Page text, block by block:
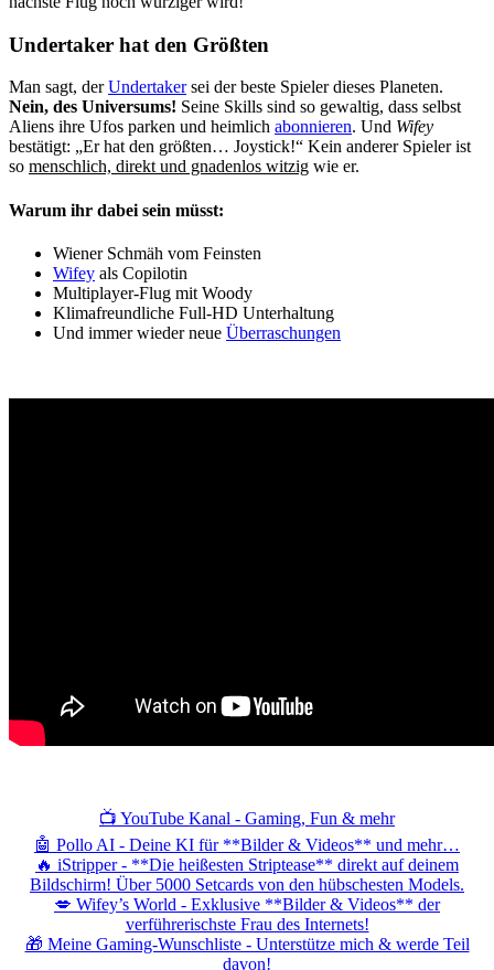
Undertaker hat den Größten
Man sagt, derUndertakersei der beste Spieler dieses Planeten.
Nein, des Universums! Seine Skills sind so gewaltig, dass selbst
Aliens ihre Ufos parken und heimlich abonnieren. Und Wifey
bestätigt: „Er hat den größten… Joystick!“ Kein anderer Spieler ist
so menschlich, direkt und gnadenlos witzig wie er.
Warum ihr dabei sein müsst:
Wiener Schmäh vom Feinsten
Wifey als Copilotin
Multiplayer-Flug mit Woody
Klimafreundliche Full-HD Unterhaltung
Und immer wieder neue Überraschungen
📺 YouTube Kanal - Gaming, Fun & mehr
🤖 Pollo AI - Deine KI für **Bilder & Videos** und mehr…
🔥 iStripper - **Die heißesten Striptease** direkt auf deinem
Bildschirm! Über 5000 Setcards von den hübschesten Models.
💋 Wifey’s World - Exklusive **Bilder & Videos** der
verführerischste Frau des Internets!
🎁 Meine Gaming-Wunschliste - Unterstütze mich & werde Teil
davon!